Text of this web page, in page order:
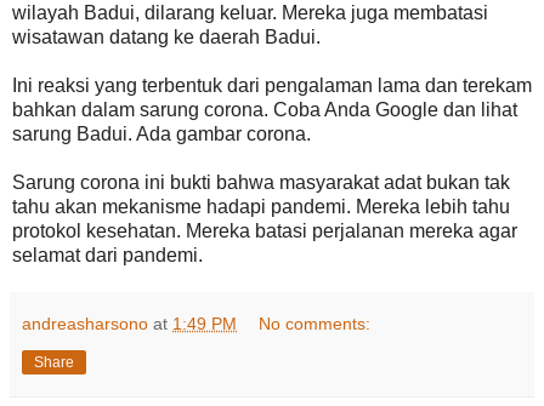
wilayah Badui, dilarang keluar. Mereka juga membatasi
wisatawan datang ke daerah Badui.
Ini reaksi yang terbentuk dari pengalaman lama dan terekam
bahkan dalam sarung corona. Coba Anda Google dan lihat
sarung Badui. Ada gambar corona.
Sarung corona ini bukti bahwa masyarakat adat bukan tak
tahu akan mekanisme hadapi pandemi. Mereka lebih tahu
protokol kesehatan. Mereka batasi perjalanan mereka agar
selamat dari pandemi.
andreasharsono at 1:49 PM No comments:
Share